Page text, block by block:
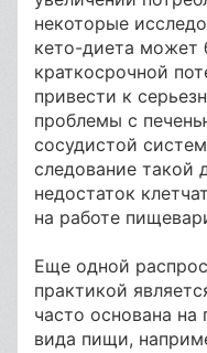
некоторые
кето-диета может
краткосрочной
привести к
проблемы с
сосудистой
следование такой
недостаток
на работе
Еще одной
практикой
часто основана на
вида пищи,